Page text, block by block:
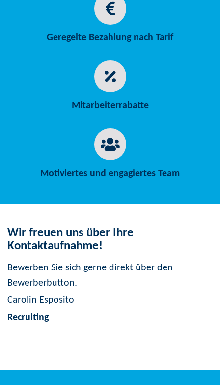
Geregelte Bezahlung nach Tarif
Mitarbeiterrabatte
Motiviertes und engagiertes Team
Wir freuen uns über Ihre
Kontaktaufnahme!
Bewerben Sie sich gerne direkt über den
Bewerberbutton.
Carolin Esposito
Recruiting